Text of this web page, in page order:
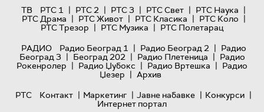
ТВ
РТС 1 | РТС 2 | РТС 3 | РТС Свет | РТС Наука |
РТС Драма | РТС Живот | РТС Класика | РТС Коло |
РТС Трезор | РТС Музика | РТС Полетарац
РАДИО
Радио Београд 1 | Радио Београд 2 | Радио
Београд 3 | Београд 202 | Радио Плетеница | Радио
Рокенролер | Радио Џубокс | Радио Вртешка | Радио
Џезер | Архив
РТС
Контакт | Маркетинг | Јавне набавке | Конкурси |
Интернет портал